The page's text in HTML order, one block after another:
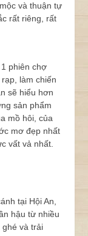
và thuận tự
rất riêng, rất
phiên chợ
làm chiến
sẽ hiểu hơn
sản phẩm
mồ hôi, của
mơ đẹp nhất
vất vả nhất.
tại Hội An,
hậu từ nhiều
và trải